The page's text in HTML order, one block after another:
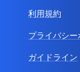
利用規約
プライバシー
ガイドライン